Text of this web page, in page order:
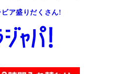
ア盛りだくさん!